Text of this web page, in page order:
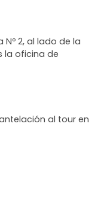
2, al lado de la
la oficina de
al tour en